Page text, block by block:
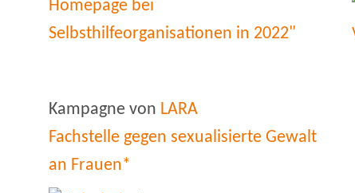
Kampagne von LARA
Fachstelle gegen sexualisierte Gewalt
an Frauen*